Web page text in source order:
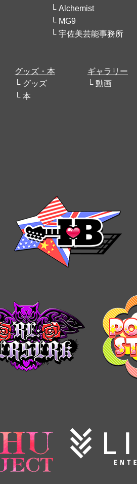
Alchemist
MG9
宇佐美芸能事務所
グッズ・本
グッズ
本
ギャラリー
動画